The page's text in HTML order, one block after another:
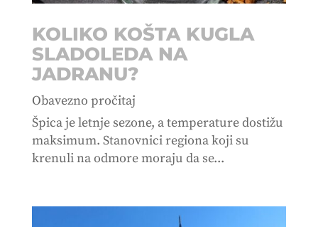
KOLIKO KOŠTA KUGLA
SLADOLEDA NA
JADRANU?
Obavezno pročitaj
Špica je letnje sezone, a temperature dostižu
maksimum. Stanovnici regiona koji su
krenuli na odmore moraju da se...